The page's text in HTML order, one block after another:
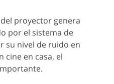
proyector genera
por el sistema de
su nivel de ruido en
cine en casa, el